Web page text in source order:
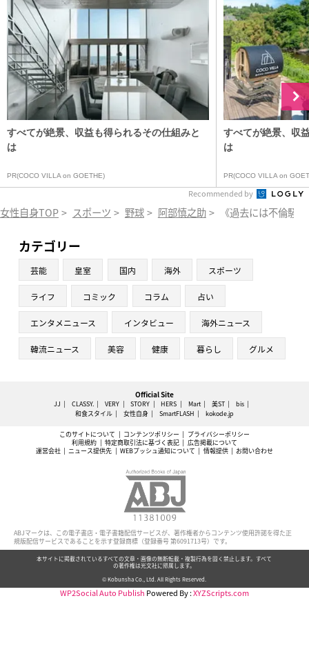
すべてが絶景、収益も得られるその仕組みと
は
PR(COCO VILLA on GOETHE)
すべてが絶景、収
は
PR(COCO VILLA on
Recommended by
女性自身TOP > スポーツ > 野球 > 阿部慎之助 > 《過去には不倫騒
カテゴリー
芸能 皇室 国内 海外 スポーツ
ライフ コミック コラム 占い
エンタメニュース インタビュー 海外ニュース
韓流ニュース 美容 健康 暮らし グルメ
Official Site
JJ CLASSY. VERY STORY HERS Mart 美ST
bis
和食スタイル
女性自身 SmartFLASH kokode.jp
このサイトについて コンテンツポリシー
プライバシーポリシー
利用規約
特定商取引法に基づく表記
広告掲載について
運営会社
ニュース提供先 WEBプッシュ通知について 情報提供 お問い合わせ
ABJマークは、この電子書店・電子書籍配信サービスが、著作権者からコンテンツ使用許諾を得た正
規版配信サービスであることを示す登録商標（登録番号 第6091713号）です。
本サイトに掲載されているすべての文章・画像の無断転載・複製行為を固く禁止します。すべて
の著作権は光文社に帰属します。
© Kobunsha Co., Ltd. All Rights Reserved.
WP2Social Auto Publish Powered By :XYZScripts.com